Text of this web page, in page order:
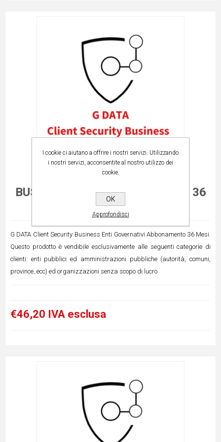
G DATA CLIENT SECURITY
BUSINESS ENTI GOVERNATIVI - 36
MESI
G DATA Client Security Business Enti Governativi Abbonamento 36 Mesi.
Questo prodotto è vendibile esclusivamente alle seguenti categorie di
clienti: enti pubblici ed amministrazioni pubbliche (autorità, comuni,
province, ecc) ed organizzazioni senza scopo di lucro
€46,20 IVA esclusa
I cookie ci aiutano a offrire i nostri servizi. Utilizzando
i nostri servizi, acconsentite al nostro utilizzo dei
cookie.
OK
Approfondisci